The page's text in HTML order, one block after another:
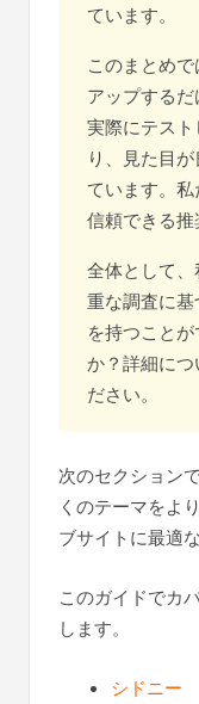
ています。
このまとめ
アップする
実際にテスト
り、見た目
ています。
信頼できる
全体として
重な調査に
を持つこと
か？詳細につ
ださい。
次のセクション
くのテーマをよ
ブサイトに最適
このガイドでカ
します。
シドニー